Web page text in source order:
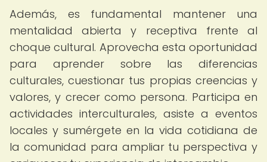
Además, es fundamental mantener una
mentalidad abierta y receptiva frente al
choque cultural. Aprovecha esta oportunidad
para aprender sobre las diferencias
culturales, cuestionar tus propias creencias y
valores, y crecer como persona. Participa en
actividades interculturales, asiste a eventos
locales y sumérgete en la vida cotidiana de
la comunidad para ampliar tu perspectiva y